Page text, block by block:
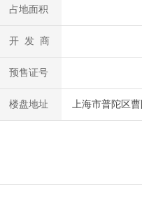
占地面积
开 发 商
预售证号
楼盘地址 上海市普陀区